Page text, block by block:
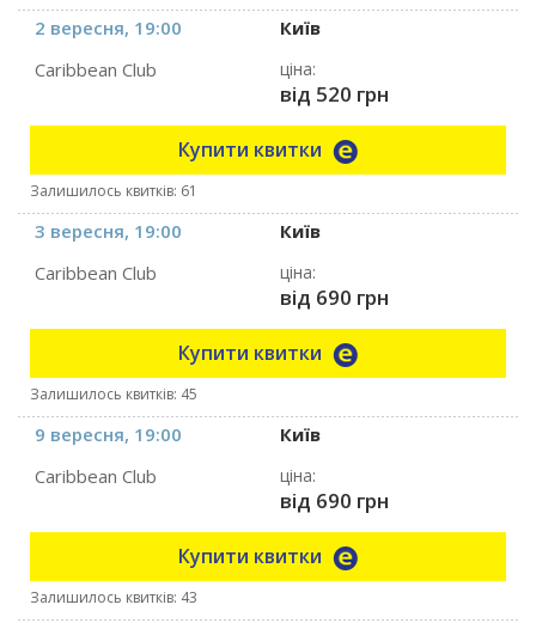
2 вересня, 19:00
Київ
Caribbean Club
ціна:
від 520 грн
Купити квитки
Залишилось квитків: 61
3 вересня, 19:00
Київ
Caribbean Club
ціна:
від 690 грн
Купити квитки
Залишилось квитків: 45
9 вересня, 19:00
Київ
Caribbean Club
ціна:
від 690 грн
Купити квитки
Залишилось квитків: 43